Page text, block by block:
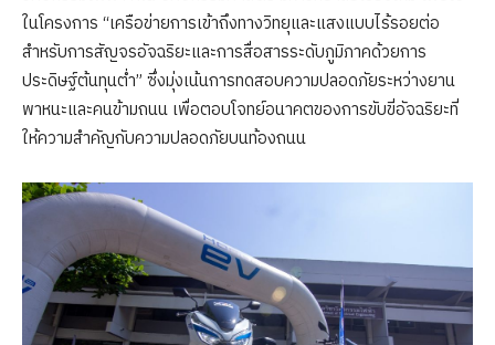
ในโครงการ “เครือข่ายการเข้าถึงทางวิทยุและแสงแบบไร้รอยต่อ
สำหรับการสัญจรอัจฉริยะและการสื่อสารระดับภูมิภาคด้วยการ
ประดิษฐ์ต้นทุนต่ำ” ซึ่งมุ่งเน้นการทดสอบความปลอดภัยระหว่างยาน
พาหนะและคนข้ามถนน เพื่อตอบโจทย์อนาคตของการขับขี่อัจฉริยะที่
ให้ความสำคัญกับความปลอดภัยบนท้องถนน